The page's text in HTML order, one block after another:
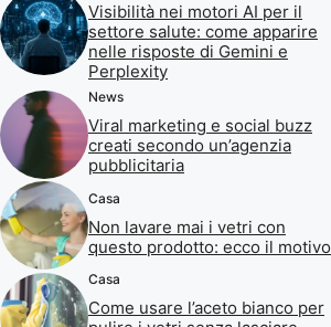
Visibilità nei motori AI per il
settore salute: come apparire
nelle risposte di Gemini e
Perplexity
News
Viral marketing e social buzz
creati secondo un’agenzia
pubblicitaria
Casa
Non lavare mai i vetri con
questo prodotto: ecco il motivo
Casa
Come usare l’aceto bianco per